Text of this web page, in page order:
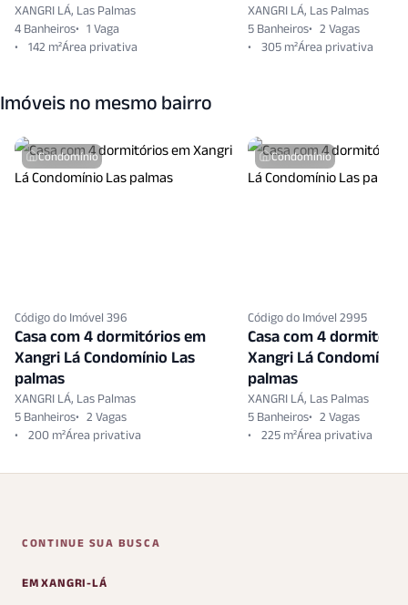
XANGRI LÁ, Las Palmas
4 Banheiros
1 Vaga
142 m²
XANGRI LÁ, Las Palmas
5 Banheiros
2 Vagas
305 m²
Imóveis no mesmo bairro
Condomínio
Código do Imóvel 396
Casa com 4 dormitórios em
Xangri Lá Condomínio Las
palmas
XANGRI LÁ, Las Palmas
5 Banheiros
2 Vagas
200 m²
Condomínio
Código do Imóvel 2995
Casa com 4
Xangri Lá Condomínio
palmas
XANGRI LÁ, Las Palmas
5 Banheiros
2 Vagas
225 m²
CONTINUE SUA BUSCA
EM XANGRI-LÁ